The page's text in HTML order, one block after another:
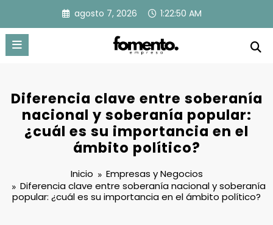
contenido
agosto 7, 2026 1:22:51 AM
Diferencia clave entre soberanía
nacional y soberanía popular:
¿cuál es su importancia en el
ámbito político?
Inicio
Empresas y Negocios
Diferencia clave entre soberanía nacional y soberanía
popular: ¿cuál es su importancia en el ámbito político?